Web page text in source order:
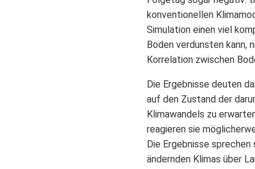
konventionellen
Simulation einen viel
Boden verdunsten kann,
Korrelation zwischen
Die Ergebnisse deuten
auf den Zustand der
Klimawandels zu
reagieren sie
Die Ergebnisse
ändernden Klimas über